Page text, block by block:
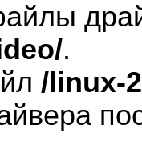
.
/linux-